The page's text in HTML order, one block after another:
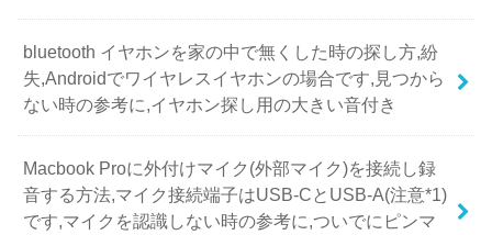
bluetooth イヤホンを家の中で無くした時の探し方,紛
失,Androidでワイヤレスイヤホンの場合です,見つから
ない時の参考に,イヤホン探し用の大きい音付き
Macbook Proに外付けマイク(外部マイク)を接続し録
音する方法,マイク接続端子はUSB-CとUSB-A(注意*1)
です,マイクを認識しない時の参考に,ついでにピンマ